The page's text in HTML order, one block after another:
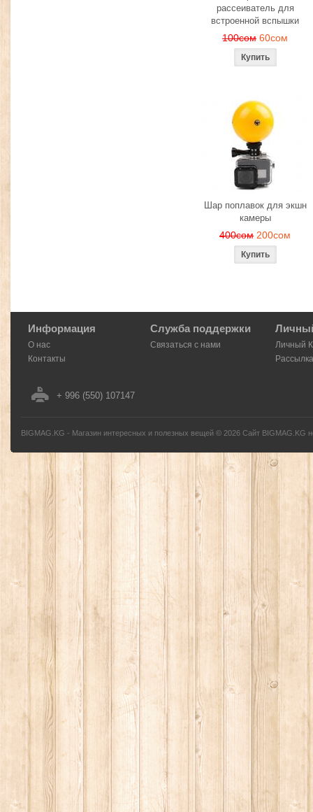
рассеиватель для
встроенной вспышки
100сом 60сом
Шар поплавок для экшн
камеры
400сом 200сом
Информация
О нас
Контакты
Служба поддержки
Связаться с нами
Личный
Рассылка
+ 996 (550) 107147
BIGMAG.KG - Магазин интересных и полезных вещей © 2026 Сайт BIGMAG.KG
без письменного разрешения автора - запрещено, и будет преследоваться по